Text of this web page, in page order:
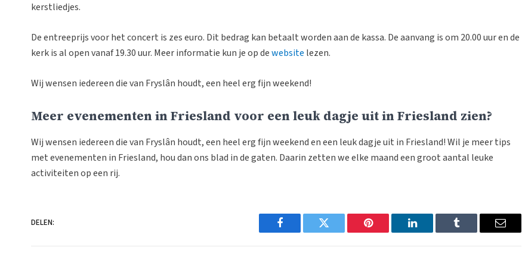
kerstliedjes.
De entreeprijs voor het concert is zes euro. Dit bedrag kan betaalt worden aan de kassa. De aanvang is om 20.00 uur en de
kerk is al open vanaf 19.30 uur. Meer informatie kun je op dewebsite lezen.
Wij wensen iedereen die van Fryslân houdt, een heel erg fijn weekend!
Meer evenementen in Friesland voor een leuk dagje uit in Friesland zien?
Wij wensen iedereen die van Fryslân houdt, een heel erg fijn weekend en een leuk dagje uit in Friesland! Wil je meer tips
met evenementen in Friesland, hou dan ons blad in de gaten. Daarin zetten we elke maand een groot aantal leuke
activiteiten op een rij.
DELEN:
Facebook Twitter Pinterest LinkedIn Tumblr Email